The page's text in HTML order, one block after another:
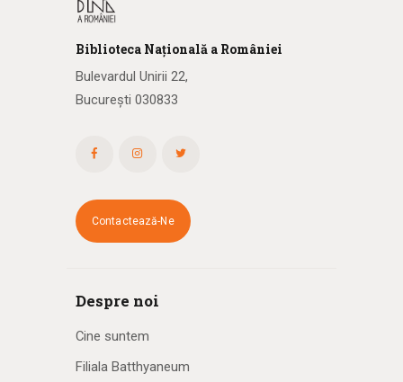
Biblioteca Națională a României
Bulevardul Unirii 22,
București 030833
Contactează-Ne
Despre noi
Cine suntem
Filiala Batthyaneum